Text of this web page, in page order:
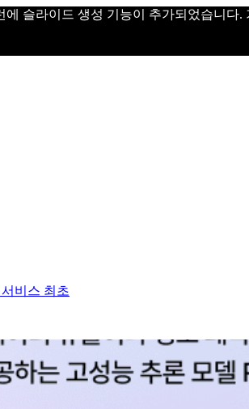
슬라이드 생성 기능이 추가되었습니
비스 최초